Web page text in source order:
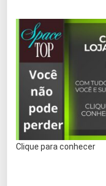
Clique para conhecer